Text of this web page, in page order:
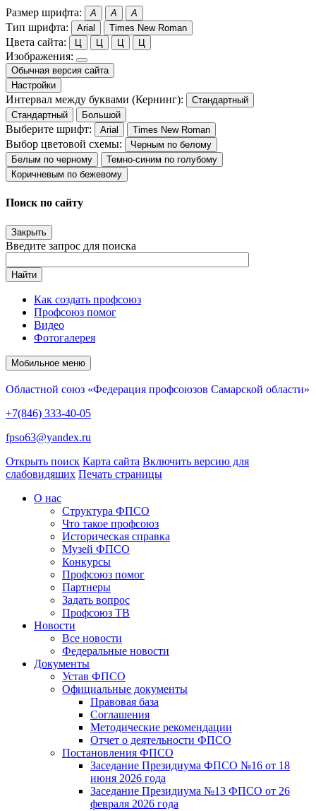
Размер шрифта: A A A
Тип шрифта: Arial Times New Roman
Цвета сайта: Ц Ц Ц Ц
Изображения:
Обычная версия сайта
Настройки
Интервал между буквами (Кернинг):
Стандартный
Стандартный
Большой
Выберите шрифт: Arial Times New Roman
Выбор цветовой схемы:
Черным по белому
Белым по черному
Темно-синим по голубому
Коричневым по бежевому
Поиск по сайту
Закрыть
Введите запрос для поиска
Найти
Как создать профсоюз
Профсоюз помог
Видео
Фотогалерея
Мобильное меню
Областной союз «Федерация профсоюзов Самарской области»
+7(846) 333-40-05
fpso63@yandex.ru
Открыть поиск Карта сайта Включить версию для
слабовидящих Печать страницы
О нас
Структура ФПСО
Что такое профсоюз
Историческая справка
Музей ФПСО
Конкурсы
Профсоюз помог
Партнеры
Задать вопрос
Профсоюз ТВ
Новости
Все новости
Федеральные новости
Документы
Устав ФПСО
Официальные документы
Правовая база
Соглашения
Методические рекомендации
Отчет о деятельности ФПСО
Постановления ФПСО
Заседание Президиума ФПСО №16 от 18
июня 2026 года
Заседание Президиума №13 ФПСО от 26
февраля 2026 года